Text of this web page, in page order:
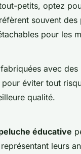
petits, optez
souvent des
pour les
avec des
éviter tout
qualité.
éducative
leurs